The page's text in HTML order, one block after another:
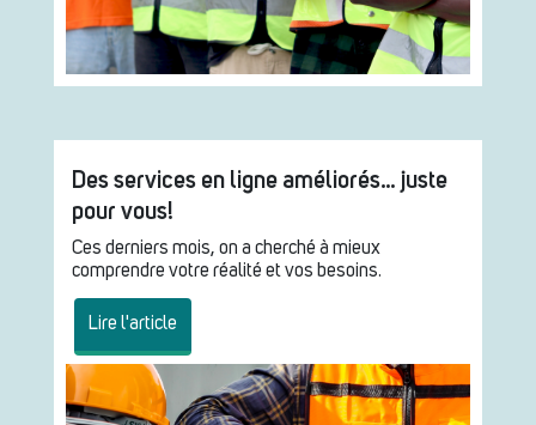
Des services en ligne améliorés… juste
pour vous!
Ces derniers mois, on a cherché à mieux
comprendre votre réalité et vos besoins.
Lire l'article